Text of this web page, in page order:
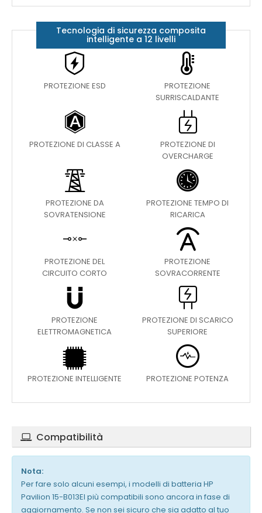
Tecnologia di sicurezza composita
intelligente a 12 livelli
PROTEZIONE ESD
PROTEZIONE
SURRISCALDANTE
PROTEZIONE DI CLASSE A
PROTEZIONE DI
OVERCHARGE
PROTEZIONE DA
SOVRATENSIONE
PROTEZIONE TEMPO DI
RICARICA
PROTEZIONE DEL
CIRCUITO CORTO
PROTEZIONE
SOVRACORRENTE
PROTEZIONE
ELETTROMAGNETICA
PROTEZIONE DI SCARICO
SUPERIORE
PROTEZIONE INTELLIGENTE PROTEZIONE POTENZA
Compatibilità
Nota:
Per fare solo alcuni esempi, i modelli di batteria HP
Pavilion 15-B013EI più compatibili sono ancora in fase di
aggiornamento. Se non sei sicuro che sia adatto al tuo